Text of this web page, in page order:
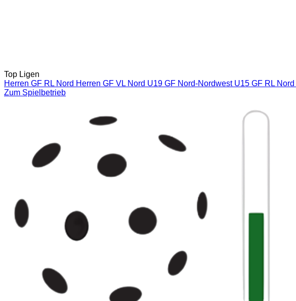
Top Ligen
Herren GF RL Nord Herren GF VL Nord U19 GF Nord-Nordwest U15 GF RL Nord
Zum Spielbetrieb